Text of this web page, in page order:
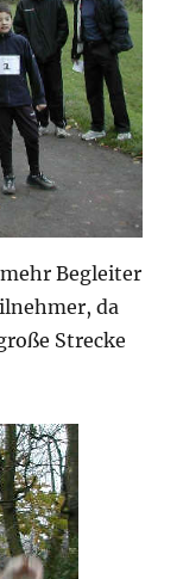
Begleiter
da
Strecke